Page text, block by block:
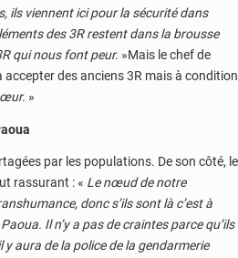
ils viennent ici pour la sécurité dans
des 3R restent dans la brousse
qui nous font peur. »Mais le chef de
des anciens 3R mais à condition
»
par les populations. De son côté, le
rassurant : « Le nœud de notre
donc s’ils sont là c’est à
Il n’y a pas de craintes parce qu’ils
aura de la police de la gendarmerie